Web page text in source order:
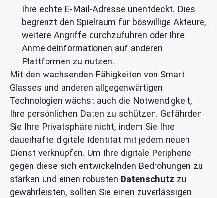
Ihre echte E-Mail-Adresse unentdeckt. Dies
begrenzt den Spielraum für böswillige Akteure,
weitere Angriffe durchzuführen oder Ihre
Anmeldeinformationen auf anderen
Plattformen zu nutzen.
Mit den wachsenden Fähigkeiten von Smart
Glasses und anderen allgegenwärtigen
Technologien wächst auch die Notwendigkeit,
Ihre persönlichen Daten zu schützen. Gefährden
Sie Ihre Privatsphäre nicht, indem Sie Ihre
dauerhafte digitale Identität mit jedem neuen
Dienst verknüpfen. Um Ihre digitale Peripherie
gegen diese sich entwickelnden Bedrohungen zu
stärken und einen robusten Datenschutz zu
gewährleisten, sollten Sie einen zuverlässigen